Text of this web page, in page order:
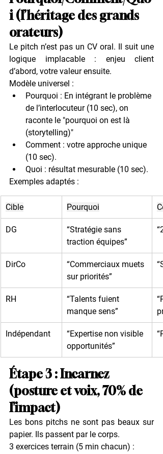
i (l’héritage des grands
orateurs)
Le pitch n’est pas un CV oral. Il suit une
logique implacable : enjeu client
d’abord, votre valeur ensuite.
Modèle universel :
Pourquoi : En intégrant le problème
de l’interlocuteur (10 sec), on
raconte le "pourquoi on est là
(storytelling)"
Comment : votre approche unique
(10 sec).
Quoi : résultat mesurable (10 sec).
Exemples adaptés :
Cible Pourquoi
DG
“Stratégie sans
traction équipes”
DirCo
“Commerciaux muets
sur priorités”
RH
“Talents fuient
manque sens”
Indépendant
“Expertise non visible
opportunités”
Étape 3 : Incarnez
(posture et voix, 70% de
l’impact)
Les bons pitchs ne sont pas beaux sur
papier. Ils passent par le corps.
3 exercices terrain (5 min chacun) :